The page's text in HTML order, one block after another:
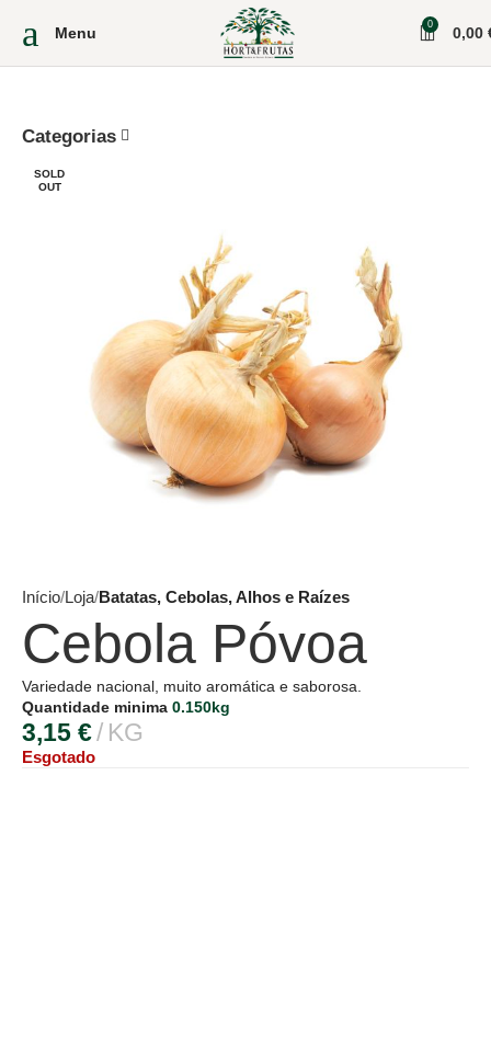
Menu 0 0,00
Categorias
SOLD
OUT
Início Loja Batatas, Cebolas, Alhos e Raízes
Cebola Póvoa
Variedade nacional, muito aromática e saborosa.
Quantidade minima 0.150kg
3,15 € KG
Esgotado